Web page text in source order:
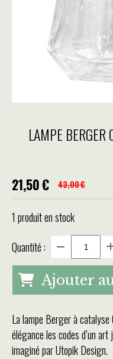
LAMPE
21,50€ 43,00€
1 produit en stock
Quantité :
Ajouter
La lampe Berger à
élégance les codes d’un
imaginé par Utopik Design.